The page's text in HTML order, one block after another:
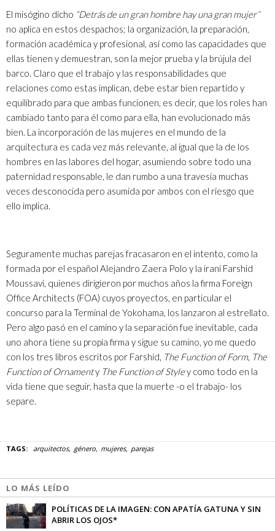
El misógino dicho “Detrás de un gran hombre hay una gran mujer”
no aplica en estos despachos; la organización, la preparación,
formación académica y profesional, así como las capacidades que
ellas tienen y demuestran, son la mejor prueba y la brújula del
barco. Claro que el trabajo y las responsabilidades que
relaciones como estas implican, debe estar bien repartido y
equilibrado para que ambas funcionen, es decir, que los roles han
cambiado tanto para él como para ella, han evolucionado más
bien. La incorporación de las mujeres en el mundo de la
arquitectura es cada vez más relevante, al igual que la de los
hombres en las labores del hogar, asumiendo sobre todo una
paternidad responsable, le dan rumbo a una travesía muchas
veces desconocida pero asumida por ambos con el riesgo que
ello implica.
Seguramente muchas parejas fracasaron en el intento, como la
formada por el español Alejandro Zaera Polo y la iraní Farshid
Moussavi, quienes dirigieron por muchos años la firma Foreign
Office Architects (FOA) cuyos proyectos, en particular el
concurso para la Terminal de Yokohama, los lanzaron al estrellato.
Pero algo pasó en el camino y la separación fue inevitable, cada
uno ahora tiene su propia firma y sigue su camino, yo me quedo
con los tres libros escritos por Farshid, The Function of Form, The
Function of Ornamenty The Function of Styley como todo en la
vida tiene que seguir, hasta que la muerte -o el trabajo- los
separe.
TAGS: arquitectos género mujeres parejas
LO MÁS LEÍDO
POLÍTICAS DE LA IMAGEN: CON APATÍA GATUNA Y SIN
ABRIR LOS OJOS*